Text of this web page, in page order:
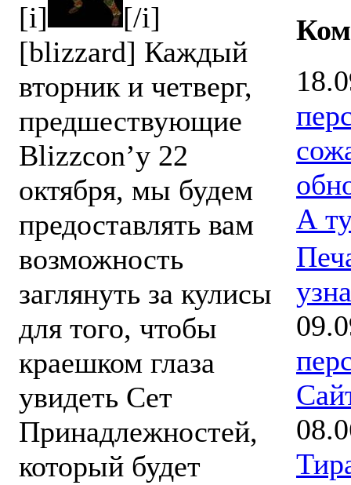
[i]
[/i]
[blizzard] Каждый
вторник и четверг,
предшествующие
Blizzcon’у 22
октября, мы будем
предоставлять вам
возможность
заглянуть за кулисы
для того, чтобы
краешком глаза
увидеть Сет
Принадлежностей,
который будет
А